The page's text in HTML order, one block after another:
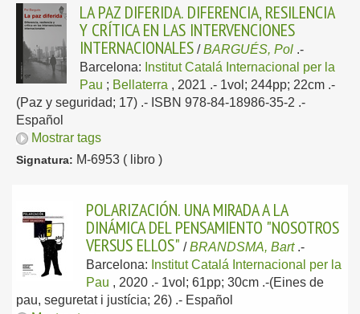
LA PAZ DIFERIDA. DIFERENCIA, RESILENCIA
Y CRÍTICA EN LAS INTERVENCIONES
INTERNACIONALES /BARGUÉS, Pol .-
Barcelona: Institut Catalá Internacional per la
Pau ; Bellaterra , 2021 .- 1vol; 244pp; 22cm .-
(Paz y seguridad; 17) .- ISBN 978-84-18986-35-2 .-
Español
Mostrar tags
Signatura: M-6953 ( libro )
POLARIZACIÓN. UNA MIRADA A LA
DINÁMICA DEL PENSAMIENTO "NOSOTROS
VERSUS ELLOS" /BRANDSMA, Bart .-
Barcelona: Institut Catalá Internacional per la
Pau , 2020 .- 1vol; 61pp; 30cm .-(Eines de
pau, seguretat i justícia; 26) .- Español